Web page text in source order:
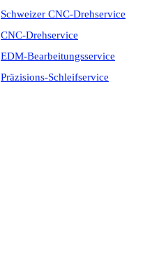
Schweizer CNC-Drehservice
CNC-Drehservice
EDM-Bearbeitungsservice
Präzisions-Schleifservice